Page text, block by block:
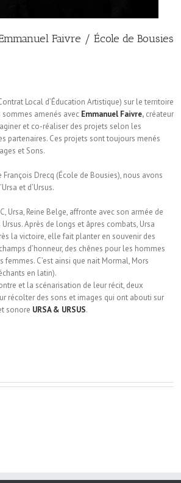
Faivre / École de Bousies
Local d’Éducation Artistique) sur le territoire
sommes amenés avec Emmanuel Faivre, créateur
et co-réaliser des projets selon les
partenaires. Ces projets sont toujours menés
et Sons.
François Drecq (École de Bousies), nous avons
et d’Ursus.
Ursa, Reine Belge, affronte avec son armée de
Après de longs et âpres combats, Ursa
la victoire, elle fait planter en souvenir des
d’honneur, des chênes pour les hommes
femmes. C’est ainsi que nait Mormal, Mors
en latin).
et la scénarisation de leur récit, deux
récolter des sons et images qui ont abouti sur
sonore URSA & URSUS.